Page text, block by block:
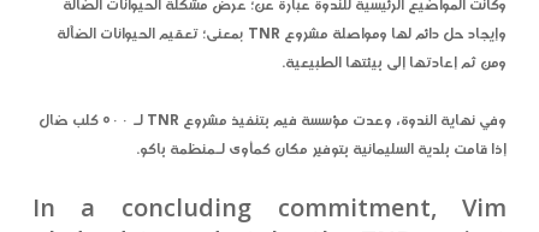
وكانت المواضيع الرئيسية للندوة عبارة عن؛ عرض مشكلة الحيوانات الضالة
وإيجاد حل دائم لها ومواصلة مشروع TNR بمعنى؛ تعقيم الحيوانات الضآلة
ومن ثم إعادتها إلى بيئتها الطبيعية.
وفي نهاية الندوة، وعدت مؤسسة فيم بتنفيذ مشروع TNR لـ ٥٠٠ كلب ضال
إذا قامت بلدية السليمانية بتوفير مكان كمأوى لـمنظمة باكو.
In a concluding commitment, Vim